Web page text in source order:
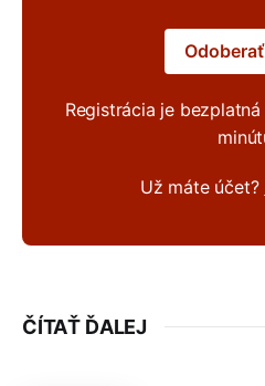
Registrácia je
Už máte účet?
ČÍTAŤ ĎALEJ